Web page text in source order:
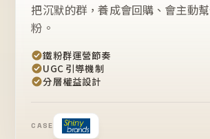
把沉默的群，養成會回購、會主動
粉。
鐵粉群運營節奏
UGC 引導機制
分層權益設計
CASE